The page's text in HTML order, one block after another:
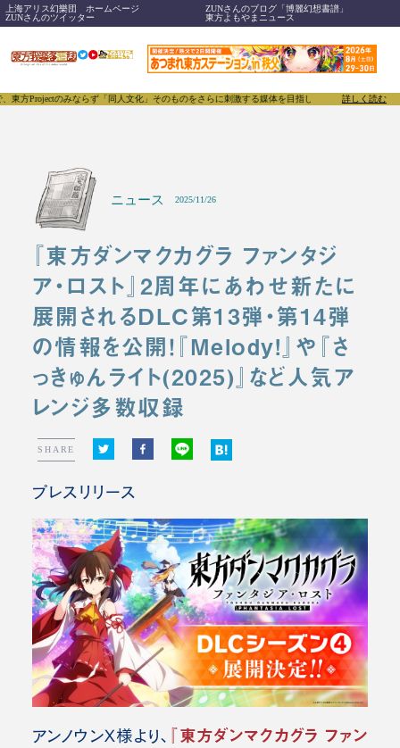
上海アリス幻樂団 ホームページ
ZUNさんのブログ「博麗幻想書譜」
ZUNさんのツイッター
東方よもやまニュース
らず「同人文化」そのものをさらに刺激する媒体を目指し、創刊いたします。 東方我楽多
詳しく読む
ニュース 2025/11/26
『東方ダンマクカグラ ファンタジ
ア・ロスト』2周年にあわせ新たに
展開されるDLC第13弾・第14弾
の情報を公開！『Melody!』や『さ
っきゅんライト(2025)』など人気ア
レンジ多数収録
SHARE
プレスリリース
アンノウンX様より、 『東方ダンマクカグラ ファン